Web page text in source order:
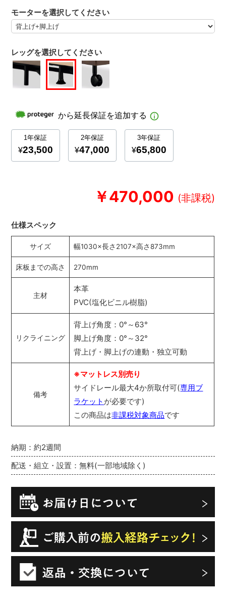
￥470,000
納期：約2週間
配送・組立・設置：無料(一部地域除く)
モーターを選択してください
レッグを選択してください
仕様スペック
サイズ 幅1030×長さ2107×高さ873mm
床板までの高さ 270mm
主材
本革
PVC(塩化ビニル樹脂)
リクライニング
背上げ角度：0°～63°
脚上げ角度：0°～32°
背上げ・脚上げの連動・独立可動
備考
※マットレス別売り
サイドレール最大4か所取付可(専用ブ
ラケット が必要です)
この商品は非課税対象商品です